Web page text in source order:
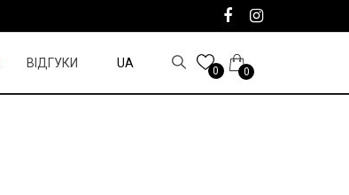
ВІДГУКИ UA
0 0